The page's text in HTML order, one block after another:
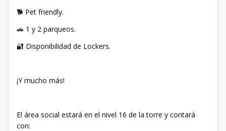
🐕 Pet friendly.
🚗 1 y 2 parqueos.
🔐 Disponibilidad de Lockers.
¡Y mucho más!
El área social estará en el nivel 16 de la torre y contará
con: